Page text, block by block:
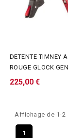
DETENTE TIMNEY
ROUGE GLOCK
225,00 €
Affichage de 1-2
1